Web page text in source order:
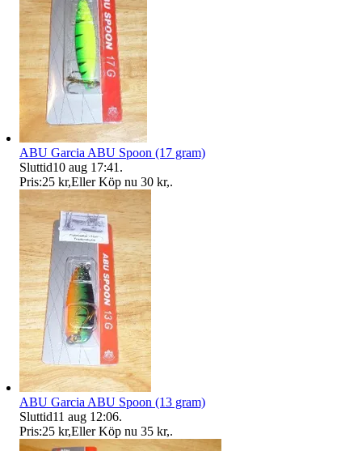
ABU Garcia ABU Spoon (17 gram)
Sluttid10 aug 17:41 .
Pris:25 kr,Eller Köp nu 30 kr,.
ABU Garcia ABU Spoon (13 gram)
Sluttid11 aug 12:06.
Pris:25 kr,Eller Köp nu 35 kr,.